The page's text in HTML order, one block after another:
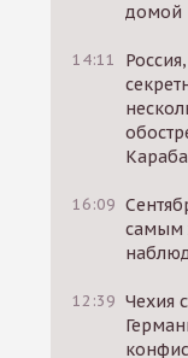
домой
14:11
16:09
самым
12:39 Чехия